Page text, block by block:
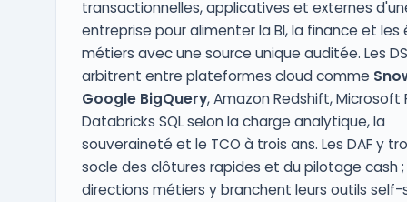
transactionnelles, applicatives et externes
entreprise pour alimenter la BI, la finance et les
métiers avec une source unique auditée. Les
arbitrent entre plateformes cloud comme
Google BigQuery, Amazon Redshift, Microsoft
Databricks SQL selon la charge analytique, la
souveraineté et le TCO à trois ans. Les DAF y
socle des clôtures rapides et du pilotage cash ;
directions métiers y branchent leurs outils self-